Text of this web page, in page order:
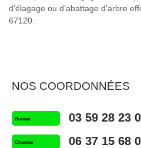
d’élagage ou d’abattage d’arbre
67120.
NOS COORDONNÉES
Bureau 03 59 28 23
Chantier 06 37 15 68